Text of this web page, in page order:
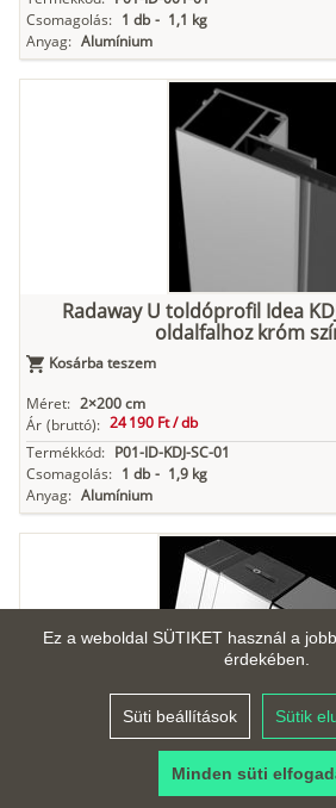
Ez a weboldal SÜTIKET használ a
érdekében.
Süti beállítások Sütik
Minden süti
Csomagolás: 1 db - 1,1 kg
Anyag: Alumínium
Radaway U toldóprofil Idea
oldalfalhoz króm
Kosárba teszem
Méret: 2×200 cm
Ár (bruttó): 24 190 Ft /db
Termékkód: P01-ID-KDJ-SC-01
Csomagolás: 1 db - 1,9 kg
Anyag: Alumínium
Radaway U toldóprofil Evo
színben